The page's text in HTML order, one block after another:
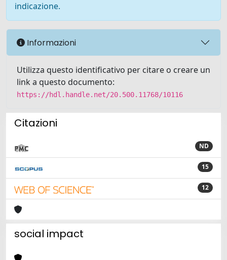
indicazione.
Informazioni
Utilizza questo identificativo per citare o creare un
link a questo documento:
https://hdl.handle.net/20.500.11768/10116
Citazioni
ND
15
12
social impact